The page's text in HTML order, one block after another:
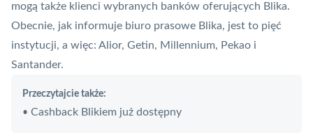
mogą także klienci wybranych banków oferujących Blika.
Obecnie, jak informuje biuro prasowe Blika, jest to pięć
instytucji, a więc: Alior, Getin, Millennium, Pekao i
Santander.
Przeczytajcie także:
• Cashback Blikiem już dostępny